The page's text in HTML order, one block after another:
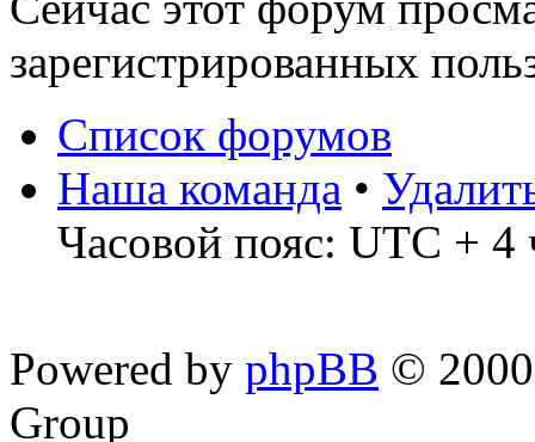
зарегистрированных
Список форумов
Наша команда •
Часовой пояс: UTC + 4
Powered by phpBB ©
Group